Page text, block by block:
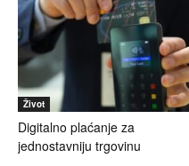
Život
Digitalno plaćanje za
jednostavniju trgovinu